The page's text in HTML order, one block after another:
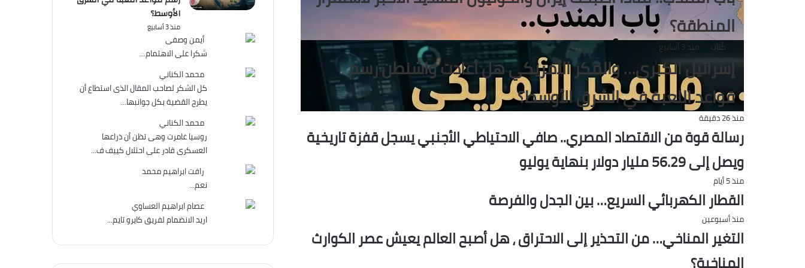
المنطقة؟
كُتاب منذ 3 أسابيع
إسرائيل الكبرى… والمكر الأمريكي هل أعادت واشنطن رسم
قواعد اللعبة في الشرق الأوسط؟
منذ 26 دقيقة
رسالة قوة من الاقتصاد المصري.. صافي الاحتياطي الأجنبي يسجل قفزة تاريخية
ويصل إلى 56.29 مليار دولار بنهاية يوليو
منذ 5 أيام
القطار الكهربائي السريع… بين الجدل والفرصة
منذ أسبوعين
التغير المناخي… من التحذير إلى الاحتراق ، هل أصبح العالم يعيش عصر الكوارث
المناخية؟
الأوسط؟
منذ 3 أسابيع
أيمن وصفى
شكرا على الاهتمام...
محمد الكناني
كل الشكر لصاحب المقال الذى استطاع أن
يطرح القضية بكل جوانبها...
محمد الكناني
روسيا غامرت وهى تظن أن ذراعها
العسكرى قادر على احتلال كييف ف...
رافت ابراهيم محمد
نعم...
عصام ابراهيم العساوي
اريد الانضمام لفريق كايرو تايم...